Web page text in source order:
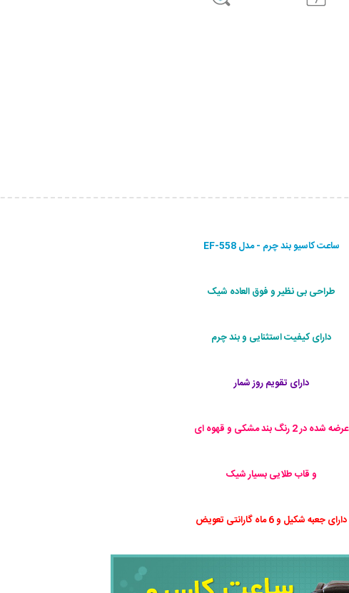
ساعت کاسیو بند چرم - مدل EF-558
طراحی بی نظیر و فوق العاده شیک
دارای کیفیت استثنایی و بند چرم
دارای تقویم روز شمار
عرضه شده در 2 رنگ بند مشکی و قهوه ای
و قاب طلایی بسیار شیک
دارای جعبه شکیل و 6 ماه گارانتی تعویض